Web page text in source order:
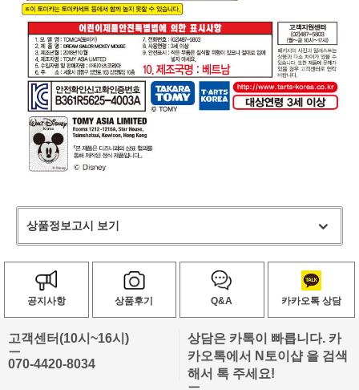
상품정보고시 보기
공지사항 상품후기 Q&A 카카오톡 상담
고객센터(10시~16시)
ㅡ
070-4420-8034
상담은 카톡이 빠릅니다. 카
카오톡에서 N토이샵 을 검색
해서 톡 주세요!
ㅡ